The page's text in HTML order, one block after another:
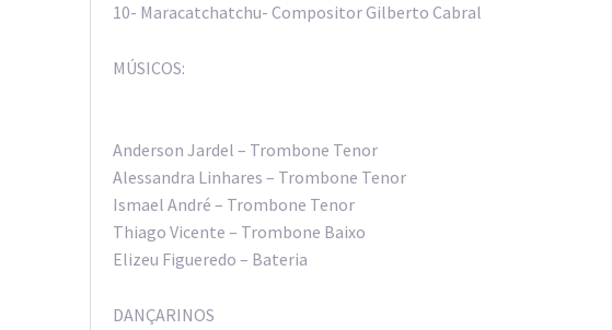
10- Maracatchatchu- Compositor Gilberto Cabral
MÚSICOS:
Anderson Jardel – Trombone Tenor
Alessandra Linhares – Trombone Tenor
Ismael André – Trombone Tenor
Thiago Vicente – Trombone Baixo
Elizeu Figueredo – Bateria
DANÇARINOS